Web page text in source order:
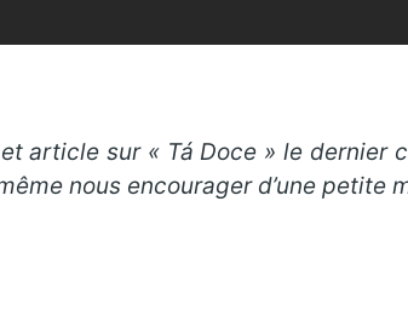
article sur « Tá Doce » le dernier
nous encourager d’une petite